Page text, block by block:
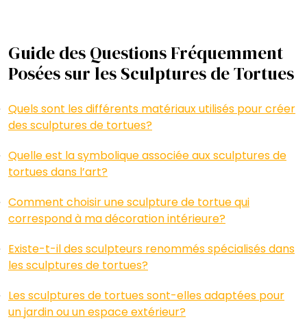
Guide des Questions Fréquemment
Posées sur les Sculptures de Tortues
Quels sont les différents matériaux utilisés pour créer
des sculptures de tortues?
Quelle est la symbolique associée aux sculptures de
tortues dans l’art?
Comment choisir une sculpture de tortue qui
correspond à ma décoration intérieure?
Existe-t-il des sculpteurs renommés spécialisés dans
les sculptures de tortues?
Les sculptures de tortues sont-elles adaptées pour
un jardin ou un espace extérieur?